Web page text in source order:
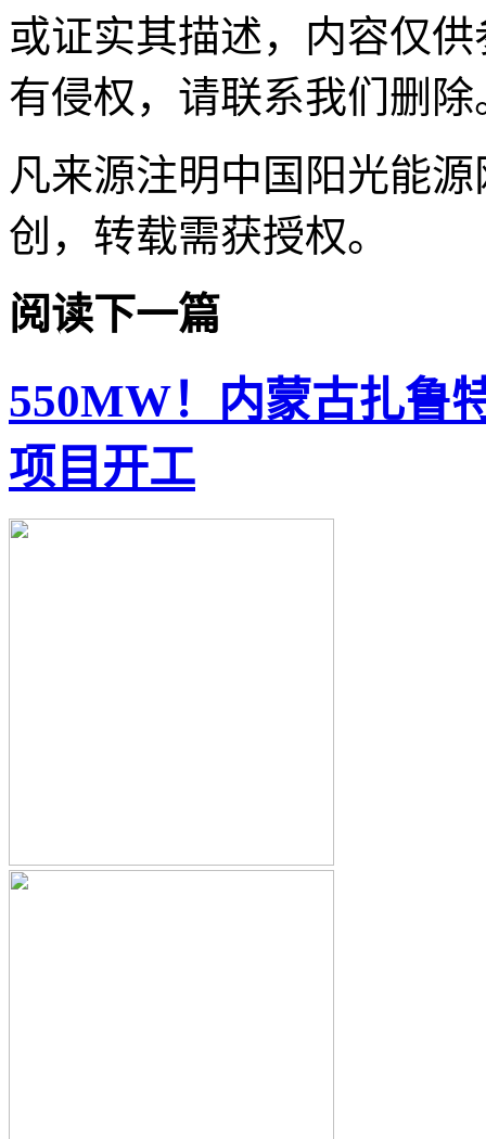
或证实其描述，内容仅
有侵权，请联系我们删除
凡来源注明中国阳光能
创，转载需获授权。
阅读下一篇
550MW！内蒙古扎鲁
项目开工